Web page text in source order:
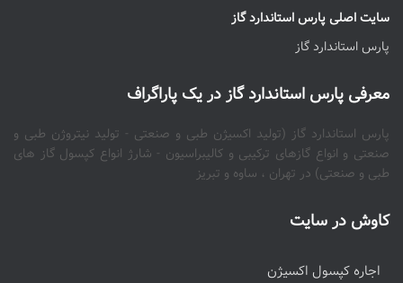
سایت اصلی پارس استاندارد گاز
پارس استاندارد گاز
معرفی پارس استاندارد گاز در یک پاراگراف
پارس استاندارد گاز (تولید اکسیژن طبی و صنعتی - تولید نیتروژن طبی و
صنعتی و انواع گازهای ترکیبی و کالیبراسیون - شارژ انواع کپسول گاز های
طبی و صنعتی) در تهران ، ساوه و تبریز
کاوش در سایت
اجاره کپسول اکسیژن